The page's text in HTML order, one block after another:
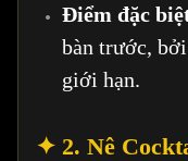
Điểm đặc
bàn trước,
giới hạn.
✦ 2. Nê